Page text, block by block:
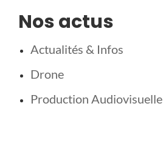
Nos actus
Actualités & Infos
Drone
Production Audiovisuelle